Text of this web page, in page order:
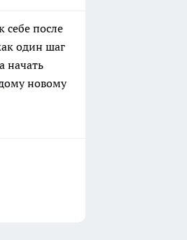
себе после
один шаг
начать
новому